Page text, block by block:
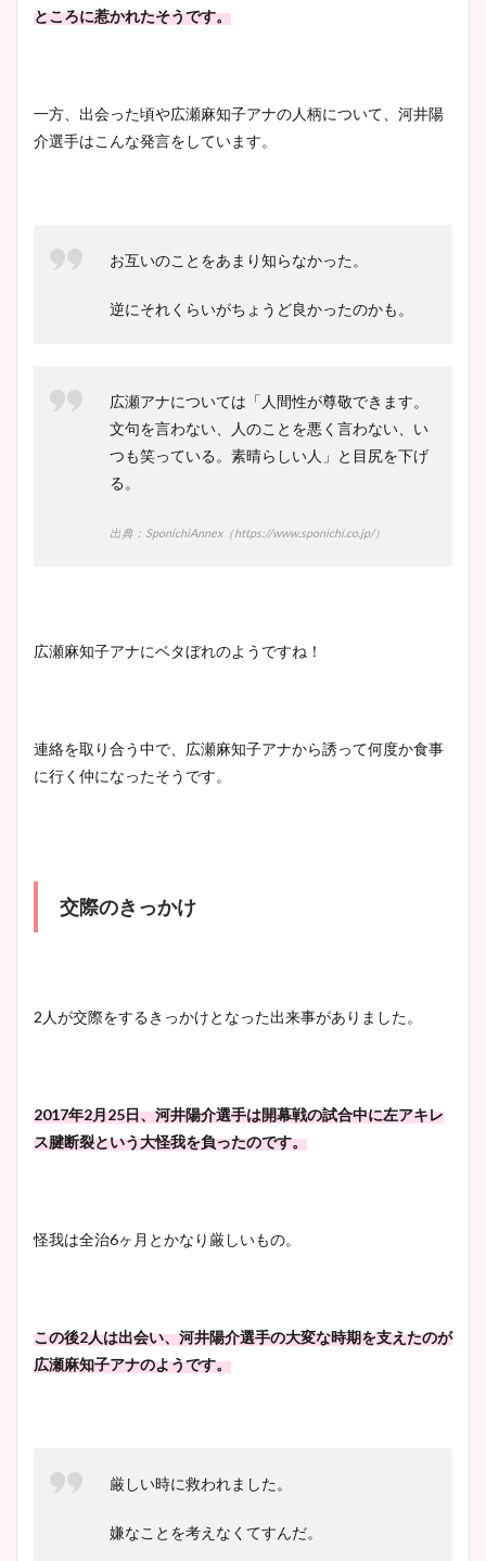
ところに惹かれたそうです。
一方、出会った頃や広瀬麻知子アナの人柄について、河井陽
介選手はこんな発言をしています。
お互いのことをあまり知らなかった。
逆にそれくらいがちょうど良かったのかも。
広瀬アナについては「人間性が尊敬できます。
文句を言わない、人のことを悪く言わない、い
つも笑っている。素晴らしい人」と目尻を下げ
る。
出典：SponichiAnnex（https://www.sponichi.co.jp/）
広瀬麻知子アナにベタぼれのようですね！
連絡を取り合う中で、広瀬麻知子アナから誘って何度か食事
に行く仲になったそうです。
交際のきっかけ
2人が交際をするきっかけとなった出来事がありました。
2017年2月25日、河井陽介選手は開幕戦の試合中に左アキレ
ス腱断裂という大怪我を負ったのです。
怪我は全治6ヶ月とかなり厳しいもの。
この後2人は出会い、河井陽介選手の大変な時期を支えたのが
広瀬麻知子アナのようです。
厳しい時に救われました。
嫌なことを考えなくてすんだ。